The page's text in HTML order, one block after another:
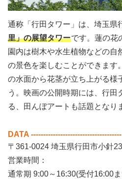
通称「行田タワー」は、埼玉県
里」の展望タワーです。蓮の花
園内は樹木や水生植物などの自
の景色を楽しむことができます
の水面から花茎が立ち上がる様
う。映画の公開時期には、行田
る、田んぼアートも話題となり
DATA -------------------------------------
〒361-0024 埼玉県行田市小針
営業時間：
通常期 9:00～16:30(受付16:00